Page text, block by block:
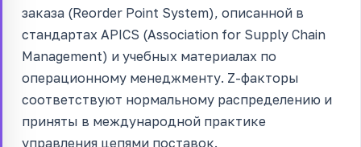
заказа (Reorder Point System), описанной в
стандартах APICS (Association for Supply Chain
Management) и учебных материалах по
операционному менеджменту. Z-факторы
соответствуют нормальному распределению и
приняты в международной практике
управления цепями поставок.